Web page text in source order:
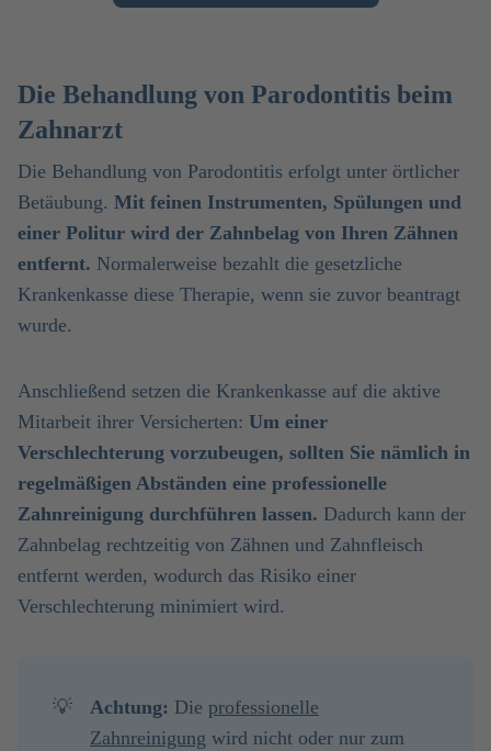
Die Behandlung von Parodontitis beim
Zahnarzt
Die Behandlung von Parodontitis erfolgt unter örtlicher
Betäubung. Mit feinen Instrumenten, Spülungen und
einer Politur wird der Zahnbelag von Ihren Zähnen
entfernt. Normalerweise bezahlt die gesetzliche
Krankenkasse diese Therapie, wenn sie zuvor beantragt
wurde.
Anschließend setzen die Krankenkasse auf die aktive
Mitarbeit ihrer Versicherten: Um einer
Verschlechterung vorzubeugen, sollten Sie nämlich in
regelmäßigen Abständen eine professionelle
Zahnreinigung durchführen lassen. Dadurch kann der
Zahnbelag rechtzeitig von Zähnen und Zahnfleisch
entfernt werden, wodurch das Risiko einer
Verschlechterung minimiert wird.
💡 Achtung: Die professionelle
Zahnreinigung wird nicht oder nur zum